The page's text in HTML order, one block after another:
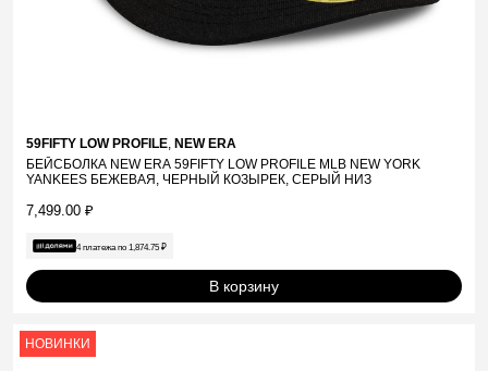
59FIFTY LOW PROFILE, NEW ERA
БЕЙСБОЛКА NEW ERA 59FIFTY LOW PROFILE MLB NEW YORK
YANKEES БЕЖЕВАЯ, ЧЕРНЫЙ КОЗЫРЕК, СЕРЫЙ НИЗ
7,499.00 ₽
4 платежа по 1,874.75 ₽
В корзину
НОВИНКИ